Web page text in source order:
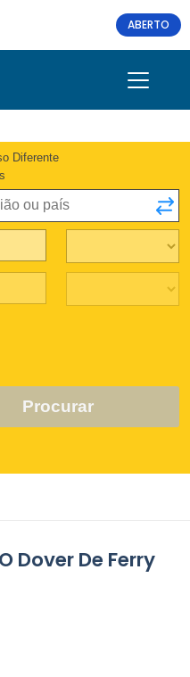
ABERTO
Diferente
Procurar
Dover De Ferry